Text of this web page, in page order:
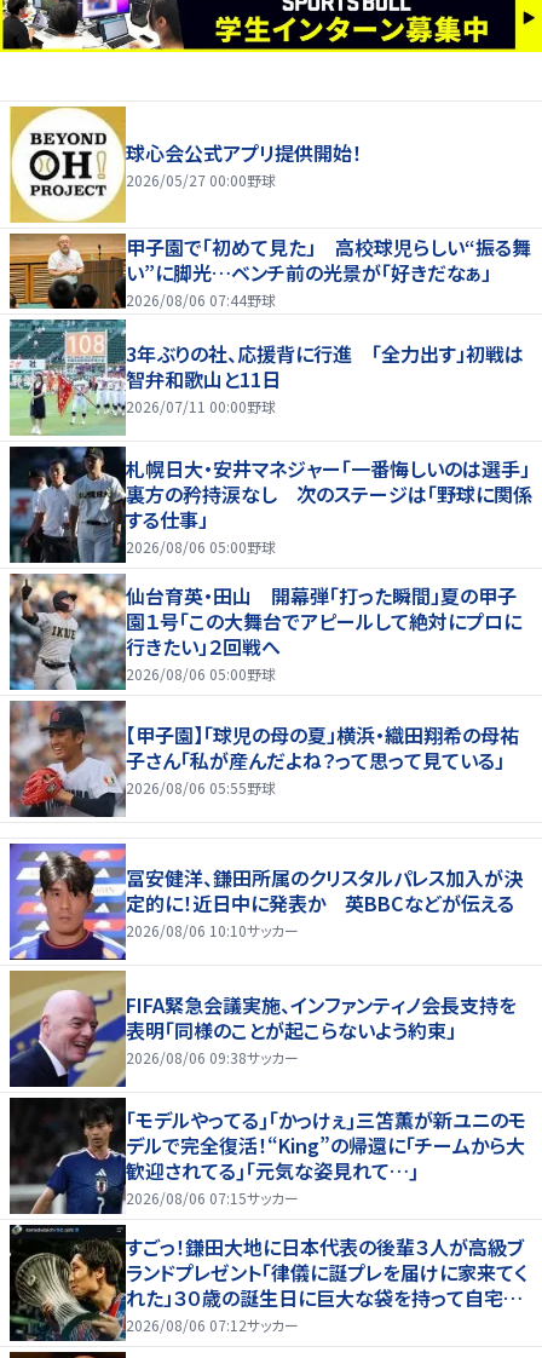
球心会公式アプリ提供開始！
2026/05/27 00:00野球
甲子園で「初めて見た」 高校球児らしい“振る舞
い”に脚光…ベンチ前の光景が「好きだなぁ」
2026/08/06 07:44野球
3年ぶりの社、応援背に行進 「全力出す」初戦は
智弁和歌山と11日
2026/07/11 00:00野球
札幌日大・安井マネジャー「一番悔しいのは選手」
裏方の矜持涙なし 次のステージは「野球に関係
する仕事」
2026/08/06 05:00野球
仙台育英・田山 開幕弾「打った瞬間」夏の甲子
園１号「この大舞台でアピールして絶対にプロに
行きたい」２回戦へ
2026/08/06 05:00野球
【甲子園】「球児の母の夏」横浜・織田翔希の母祐
子さん「私が産んだよね？って思って見ている」
2026/08/06 05:55野球
冨安健洋、鎌田所属のクリスタルパレス加入が決
定的に！近日中に発表か 英BBCなどが伝える
2026/08/06 10:10サッカー
FIFA緊急会議実施、インファンティノ会長支持を
表明「同様のことが起こらないよう約束」
2026/08/06 09:38サッカー
｢モデルやってる｣｢かっけぇ｣三笘薫が新ユニのモ
デルで完全復活！“King”の帰還に｢チームから大
歓迎されてる｣｢元気な姿見れて…｣
2026/08/06 07:15サッカー
すごっ！鎌田大地に日本代表の後輩３人が高級ブ
ランドプレゼント「律儀に誕プレを届けに家来てく
れた」３０歳の誕生日に巨大な袋を持って自宅訪
問
2026/08/06 07:12サッカー